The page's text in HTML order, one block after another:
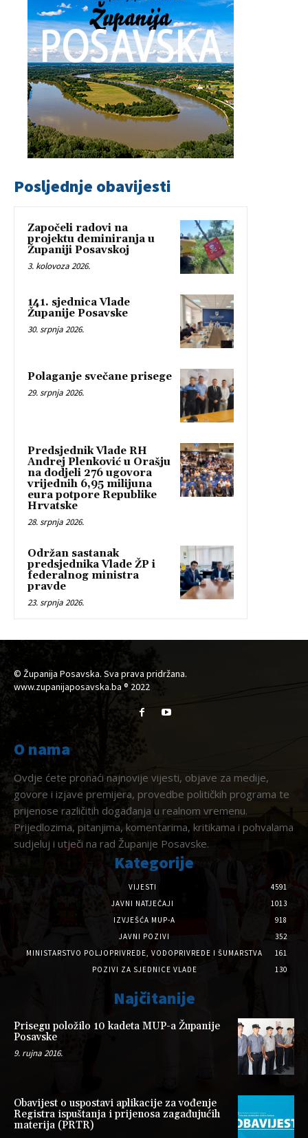
Posljednje obavijesti
Započeli radovi na
projektu deminiranja u
Županiji Posavskoj
3. kolovoza 2026.
141. sjednica Vlade
Županije Posavske
30. srpnja 2026.
Polaganje svečane prisege
29. srpnja 2026.
Predsjednik Vlade RH
Andrej Plenković u Orašju
na dodjeli 276 ugovora
vrijednih 6,95 milijuna
eura potpore Republike
Hrvatske
28. srpnja 2026.
Održan sastanak
predsjednika Vlade ŽP i
federalnog ministra
pravde
23. srpnja 2026.
© Županija Posavska. Sva prava pridržana.
www.zupanijaposavska.ba ® 2022
O nama
Ovdje ćete pronaći najnovije vijesti, objave za medije,
govore i izjave premijera, provedbe političkih programa te
prijenose različitih događanja u realnom vremenu.
Prijedlozima, pitanjima, komentarima, kritikama i pohvalama
sudjeluj i utječi na rad Županije Posavske.
Kategorije
VIJESTI
4591
JAVNI NATJEČAJI
1013
IZVJEŠĆA MUP-A
918
JAVNI POZIVI
352
MINISTARSTVO POLJOPRIVREDE, VODOPRIVREDE I ŠUMARSTVA
161
POZIVI ZA SJEDNICE VLADE
130
Najčitanije
Prisegu položilo 10 kadeta MUP-a Županije
Posavske
9. rujna 2016.
Obavijest o uspostavi aplikacije za vođenje
Registra ispuštanja i prijenosa zagađujućih
materija (PRTR)